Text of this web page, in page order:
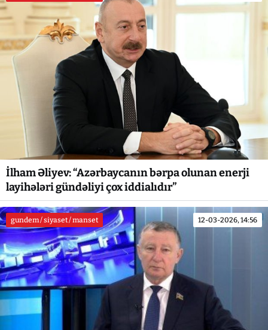
İlham Əliyev: “Azərbaycanın bərpa olunan enerji
layihələri gündəliyi çox iddialıdır”
gundem / siyaset / manset 12-03-2026, 14:56